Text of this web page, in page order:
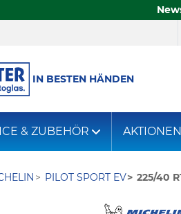
IN BESTEN HÄNDEN
& ZUBEHÖR
PILOT SPORT EV 225/40